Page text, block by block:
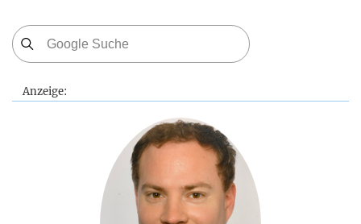
Anzeige: